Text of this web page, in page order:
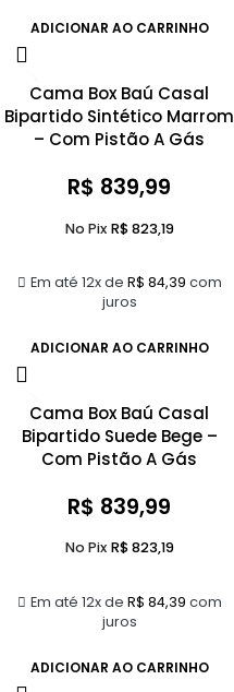
ADICIONAR AO CARRINHO
Cama Box Baú Casal
Bipartido Sintético Marrom
– Com Pistão A Gás
R$ 839,99
Em até 12x de R$ 84,39 com
juros
No Pix R$823,19
ADICIONAR AO CARRINHO
Cama Box Baú Casal
Bipartido Suede Bege –
Com Pistão A Gás
R$ 839,99
Em até 12x de R$ 84,39 com
juros
No Pix R$823,19
ADICIONAR AO CARRINHO